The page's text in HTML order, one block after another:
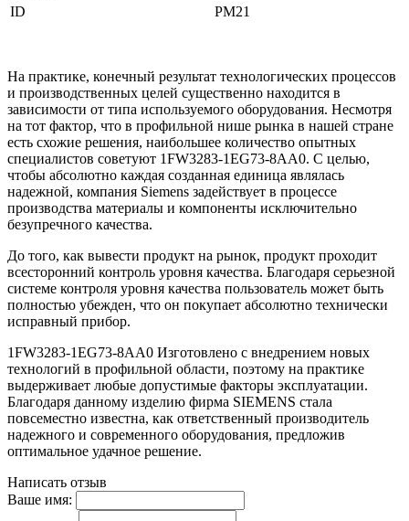
ID
PM21
На практике, конечный результат технологических процессов
и производственных целей существенно находится в
зависимости от типа используемого оборудования. Несмотря
на тот фактор, что в профильной нише рынка в нашей стране
есть схожие решения, наибольшее количество опытных
специалистов советуют 1FW3283-1EG73-8AA0. С целью,
чтобы абсолютно каждая созданная единица являлась
надежной, компания Siemens задействует в процессе
производства материалы и компоненты исключительно
безупречного качества.
До того, как вывести продукт на рынок, продукт проходит
всесторонний контроль уровня качества. Благодаря серьезной
системе контроля уровня качества пользователь может быть
полностью убежден, что он покупает абсолютно технически
исправный прибор.
1FW3283-1EG73-8AA0 Изготовлено с внедрением новых
технологий в профильной области, поэтому на практике
выдерживает любые допустимые факторы эксплуатации.
Благодаря данному изделию фирма SIEMENS стала
повсеместно известна, как ответственный производитель
надежного и современного оборудования, предложив
оптимальное удачное решение.
Написать отзыв
Ваше имя: